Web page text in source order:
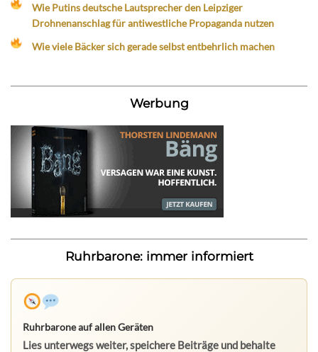
Wie Putins deutsche Lautsprecher den Leipziger
Drohnenanschlag für antiwestliche Propaganda nutzen
Wie viele Bäcker sich gerade selbst entbehrlich machen
Werbung
Ruhrbarone: immer informiert
Ruhrbarone auf allen Geräten
Lies unterwegs weiter, speichere Beiträge und behalte